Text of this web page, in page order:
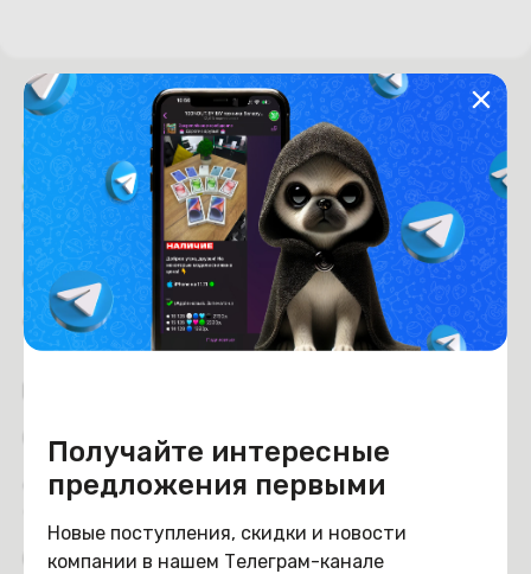
Получайте интересные
предложения первыми
Новые поступления, скидки и новости
компании в нашем Телеграм-канале
Время работы с 9:00 до 21:00
г. Минск, пр-т. Независимости, д.94
Рейтинг магазина:
4.6 из 5
Оплата
Доставка и самовывоз
Отзывы